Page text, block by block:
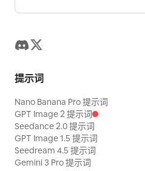
提示词
Nano Banana Pro 提示词
GPT Image 2 提示词
Seedance 2.0 提示词
GPT Image 1.5 提示词
Seedream 4.5 提示词
Gemini 3 Pro 提示词